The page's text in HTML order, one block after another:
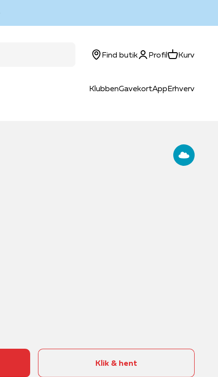
KlubbenGavekortAppErhverv
Find butikLog ind
ProfilKurvKurv
Klik & hent